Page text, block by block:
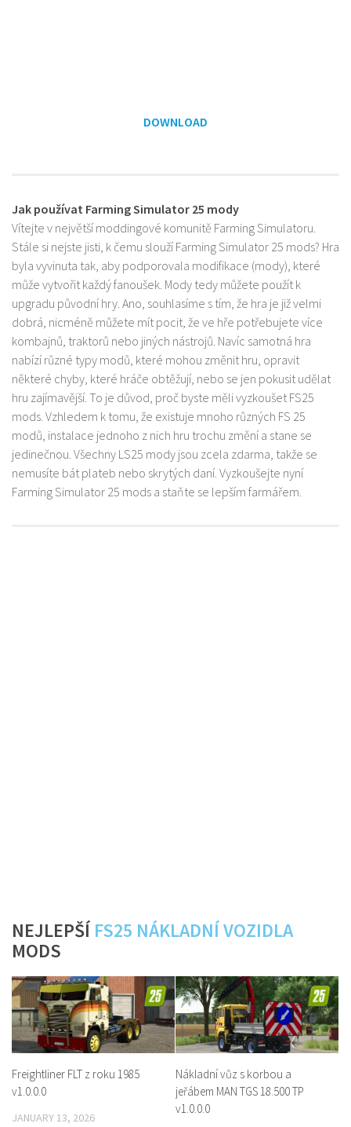
DOWNLOAD
Jak používat Farming Simulator 25 mody
Vítejte v největší moddingové komunitě Farming Simulatoru.
Stále si nejste jisti, k čemu slouží Farming Simulator 25 mods? Hra
byla vyvinuta tak, aby podporovala modifikace (mody), které
může vytvořit každý fanoušek. Mody tedy můžete použít k
upgradu původní hry. Ano, souhlasíme s tím, že hra je již velmi
dobrá, nicméně můžete mít pocit, že ve hře potřebujete více
kombajnů, traktorů nebo jiných nástrojů. Navíc samotná hra
nabízí různé typy modů, které mohou změnit hru, opravit
některé chyby, které hráče obtěžují, nebo se jen pokusit udělat
hru zajímavější. To je důvod, proč byste měli vyzkoušet FS25
mods. Vzhledem k tomu, že existuje mnoho různých FS 25
modů, instalace jednoho z nich hru trochu změní a stane se
jedinečnou. Všechny LS25 mody jsou zcela zdarma, takže se
nemusíte bát plateb nebo skrytých daní. Vyzkoušejte nyní
Farming Simulator 25 mods a staňte se lepším farmářem.
NEJLEPŠÍ FS25 NÁKLADNÍ VOZIDLA
MODS
Freightliner FLT z roku 1985
v1.0.0.0
JANUARY 13, 2026
Nákladní vůz s korbou a
jeřábem MAN TGS 18.500 TP
v1.0.0.0